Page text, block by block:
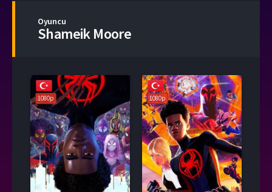
Oyuncu
Shameik Moore
1080p 1080p